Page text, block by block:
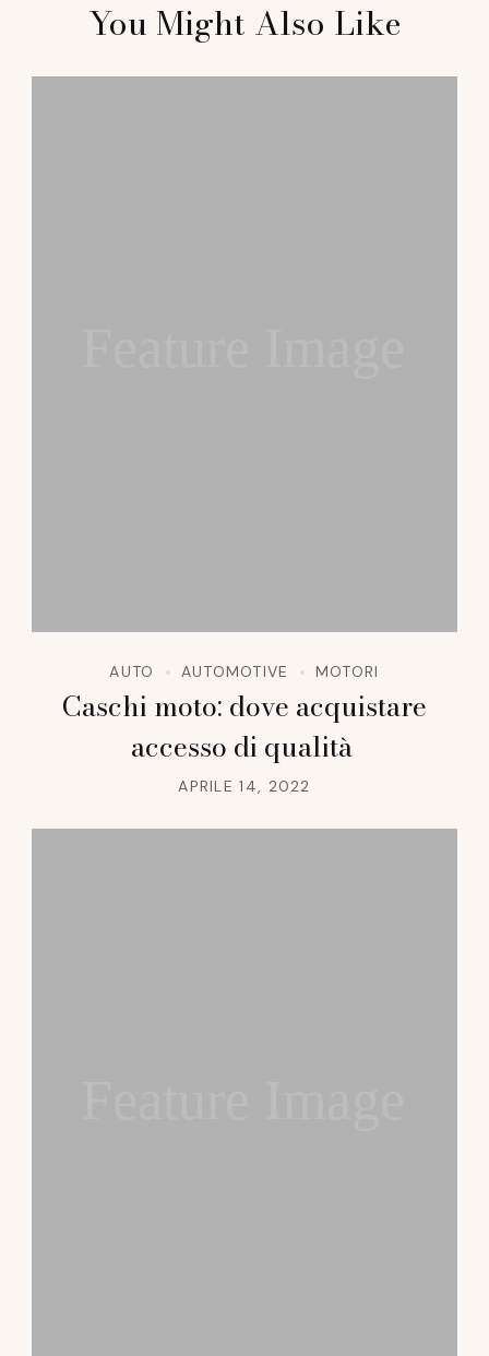
Navigation
You Might Also Like
AUTO AUTOMOTIVE MOTORI
Caschi moto: dove acquistare
accesso di qualità
APRILE 14, 2022